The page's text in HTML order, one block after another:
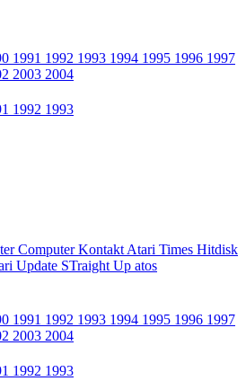
1991 1992 1993 1994 1995 1996 1997
2003 2004
1992 1993
Computer Kontakt Atari Times Hitdisk
Update STraight Up atos
1991 1992 1993 1994 1995 1996 1997
2003 2004
1992 1993